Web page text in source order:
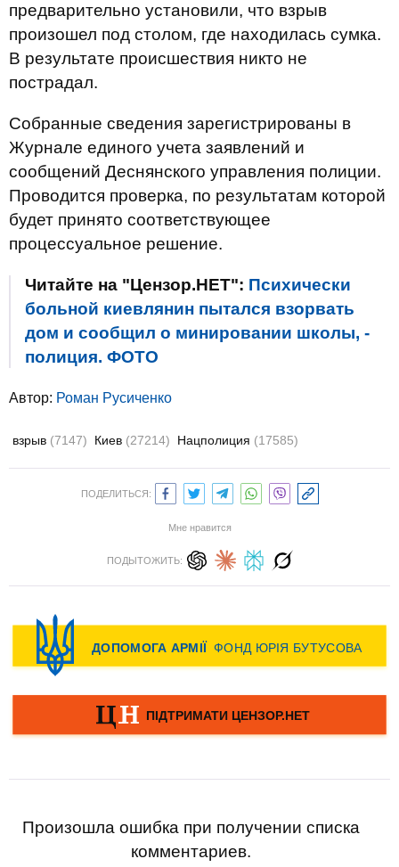
предварительно установили, что взрыв
произошел под столом, где находилась сумка.
В результате происшествия никто не
пострадал.
Собранные сведения зарегистрированы в
Журнале единого учета заявлений и
сообщений Деснянского управления полиции.
Проводится проверка, по результатам которой
будет принято соответствующее
процессуальное решение.
Читайте на "Цензор.НЕТ": Психически
больной киевлянин пытался взорвать
дом и сообщил о минировании школы, -
полиция. ФОТО
Автор: Роман Русиченко
взрыв (7147) Киев (27214) Нацполиция (17585)
ПОДЕЛИТЬСЯ:
Мне нравится
ПОДЫТОЖИТЬ:
Произошла ошибка при получении списка
комментариев.